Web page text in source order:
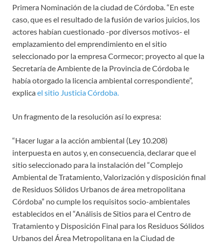
Primera Nominación de la ciudad de Córdoba. “En este
caso, que es el resultado de la fusión de varios juicios, los
actores habían cuestionado -por diversos motivos- el
emplazamiento del emprendimiento en el sitio
seleccionado por la empresa Cormecor; proyecto al que la
Secretaría de Ambiente de la Provincia de Córdoba le
había otorgado la licencia ambiental correspondiente”,
explicael sitio Justicia Córdoba.
Un fragmento de la resolución así lo expresa:
“Hacer lugar a la acción ambiental (Ley 10.208)
interpuesta en autos y, en consecuencia, declarar que el
sitio seleccionado para la instalación del “Complejo
Ambiental de Tratamiento, Valorización y disposición final
de Residuos Sólidos Urbanos de área metropolitana
Córdoba” no cumple los requisitos socio-ambientales
establecidos en el “Análisis de Sitios para el Centro de
Tratamiento y Disposición Final para los Residuos Sólidos
Urbanos del Área Metropolitana en la Ciudad de